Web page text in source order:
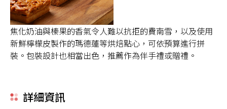
焦化奶油與榛果的香氣令人難以抗拒的費南雪，以及使用
新鮮檸檬皮製作的瑪德蓮等烘焙點心，可依預算進行拼
裝。包裝設計也相當出色，推薦作為伴手禮或贈禮。
詳細資訊